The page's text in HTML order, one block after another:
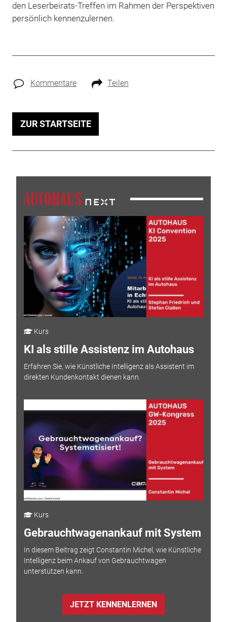
den Leserbeirats-Treffen im Rahmen der Perspektiven
persönlich kennenzulernen.
Kommentare Teilen
ZUR STARTSEITE
Kurs
KI als stille Assistenz im Autohaus
Erfahren Sie, wie Künstliche Intelligenz als Assistent im
direkten Kundenkontakt dienen kann.
Kurs
Gebrauchtwagenankauf mit System
In diesem Beitrag zeigt Constantin Michel, wie Künstliche
Intelligenz beim Ankauf von Gebrauchtwagen
unterstützen kann.
JETZT KENNENLERNEN